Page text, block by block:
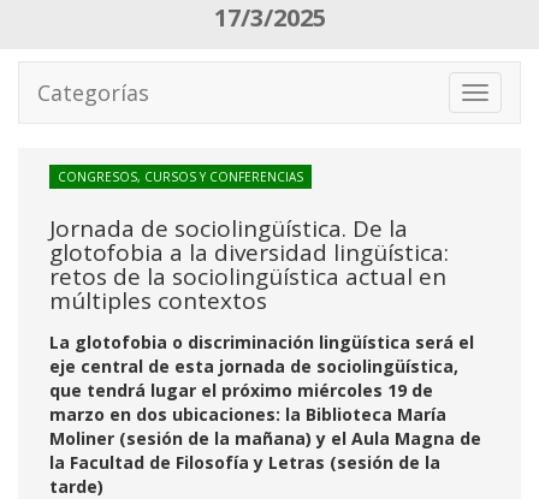
17/3/2025
Toggle
Categorías
CONGRESOS, CURSOS Y CONFERENCIAS
Jornada de sociolingüística. De la
glotofobia a la diversidad lingüística:
retos de la sociolingüística actual en
múltiples contextos
La glotofobia o discriminación lingüística será el
eje central de esta jornada de sociolingüística,
que tendrá lugar el próximo miércoles 19 de
marzo en dos ubicaciones: la Biblioteca María
Moliner (sesión de la mañana) y el Aula Magna de
la Facultad de Filosofía y Letras (sesión de la
tarde)